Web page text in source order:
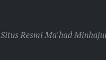
Situs Resmi Ma'had